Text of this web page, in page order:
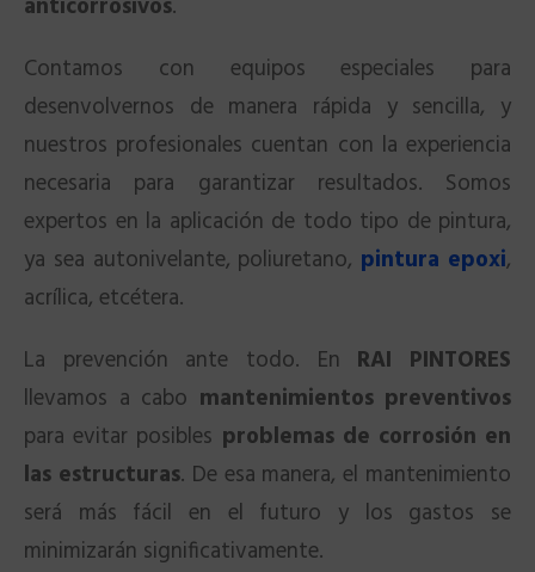
anticorrosivos.
Contamos con equipos especiales para
desenvolvernos de manera rápida y sencilla, y
nuestros profesionales cuentan con la experiencia
necesaria para garantizar resultados. Somos
expertos en la aplicación de todo tipo de pintura,
ya sea autonivelante, poliuretano, pintura epoxi,
acrílica, etcétera.
La prevención ante todo. En RAI PINTORES
llevamos a cabo mantenimientos preventivos
para evitar posibles problemas de corrosión en
las estructuras. De esa manera, el mantenimiento
será más fácil en el futuro y los gastos se
minimizarán significativamente.